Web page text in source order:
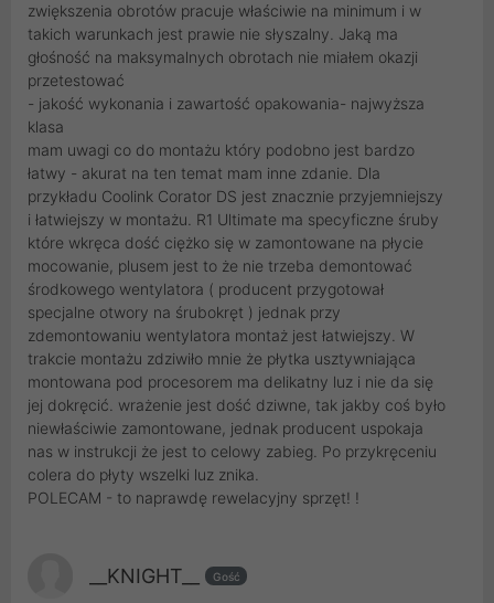
zwiększenia obrotów pracuje właściwie na minimum i w
takich warunkach jest prawie nie słyszalny. Jaką ma
głośność na maksymalnych obrotach nie miałem okazji
przetestować
- jakość wykonania i zawartość opakowania- najwyższa
klasa
mam uwagi co do montażu który podobno jest bardzo
łatwy - akurat na ten temat mam inne zdanie. Dla
przykładu Coolink Corator DS jest znacznie przyjemniejszy
i łatwiejszy w montażu. R1 Ultimate ma specyficzne śruby
które wkręca dość ciężko się w zamontowane na płycie
mocowanie, plusem jest to że nie trzeba demontować
środkowego wentylatora ( producent przygotował
specjalne otwory na śrubokręt ) jednak przy
zdemontowaniu wentylatora montaż jest łatwiejszy. W
trakcie montażu zdziwiło mnie że płytka usztywniająca
montowana pod procesorem ma delikatny luz i nie da się
jej dokręcić. wrażenie jest dość dziwne, tak jakby coś było
niewłaściwie zamontowane, jednak producent uspokaja
nas w instrukcji że jest to celowy zabieg. Po przykręceniu
colera do płyty wszelki luz znika.
POLECAM - to naprawdę rewelacyjny sprzęt! !
__KNIGHT__ Gość